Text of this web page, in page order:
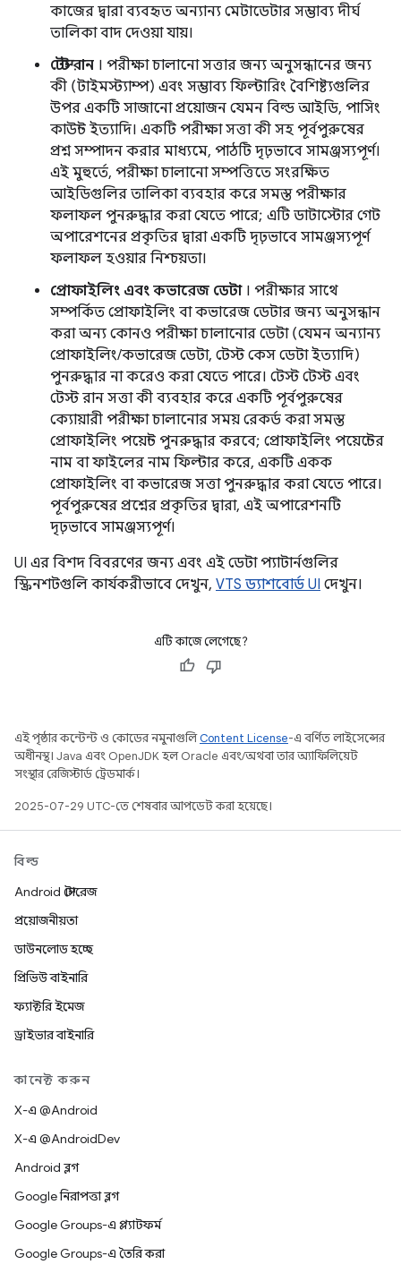
কাজের দ্বারা ব্যবহৃত অন্যান্য মেটাডেটার সম্ভাব্য দীর্ঘ
তালিকা বাদ দেওয়া যায়।
টেস্ট রান । পরীক্ষা চালানো সত্তার জন্য অনুসন্ধানের জন্য
কী (টাইমস্ট্যাম্প) এবং সম্ভাব্য ফিল্টারিং বৈশিষ্ট্যগুলির
উপর একটি সাজানো প্রয়োজন যেমন বিল্ড আইডি, পাসিং
কাউন্ট ইত্যাদি। একটি পরীক্ষা সত্তা কী সহ পূর্বপুরুষের
প্রশ্ন সম্পাদন করার মাধ্যমে, পাঠটি দৃঢ়ভাবে সামঞ্জস্যপূর্ণ।
এই মুহুর্তে, পরীক্ষা চালানো সম্পত্তিতে সংরক্ষিত
আইডিগুলির তালিকা ব্যবহার করে সমস্ত পরীক্ষার
ফলাফল পুনরুদ্ধার করা যেতে পারে; এটি ডাটাস্টোর গেট
অপারেশনের প্রকৃতির দ্বারা একটি দৃঢ়ভাবে সামঞ্জস্যপূর্ণ
ফলাফল হওয়ার নিশ্চয়তা।
প্রোফাইলিং এবং কভারেজ ডেটা। পরীক্ষার সাথে
সম্পর্কিত প্রোফাইলিং বা কভারেজ ডেটার জন্য অনুসন্ধান
করা অন্য কোনও পরীক্ষা চালানোর ডেটা (যেমন অন্যান্য
প্রোফাইলিং/কভারেজ ডেটা, টেস্ট কেস ডেটা ইত্যাদি)
পুনরুদ্ধার না করেও করা যেতে পারে। টেস্ট টেস্ট এবং
টেস্ট রান সত্তা কী ব্যবহার করে একটি পূর্বপুরুষের
ক্যোয়ারী পরীক্ষা চালানোর সময় রেকর্ড করা সমস্ত
প্রোফাইলিং পয়েন্ট পুনরুদ্ধার করবে; প্রোফাইলিং পয়েন্টের
নাম বা ফাইলের নাম ফিল্টার করে, একটি একক
প্রোফাইলিং বা কভারেজ সত্তা পুনরুদ্ধার করা যেতে পারে।
পূর্বপুরুষের প্রশ্নের প্রকৃতির দ্বারা, এই অপারেশনটি
দৃঢ়ভাবে সামঞ্জস্যপূর্ণ।
UI এর বিশদ বিবরণের জন্য এবং এই ডেটা প্যাটার্নগুলির
স্ক্রিনশটগুলি কার্যকরীভাবে দেখুন, VTS ড্যাশবোর্ড UI দেখুন।
এটি কাজে লেগেছে?
এই পৃষ্ঠার কন্টেন্ট ও কোডের নমুনাগুলিContent License-এ বর্ণিত লাইসেন্সের
অধীনস্থ। Java এবং OpenJDK হল Oracle এবং/অথবা তার অ্যাফিলিয়েট
সংস্থার রেজিস্টার্ড ট্রেডমার্ক।
2025-07-29 UTC-তে শেষবার আপডেট করা হয়েছে।
বিল্ড
Android স্টোরেজ
প্রয়োজনীয়তা
ডাউনলোড হচ্ছে
প্রিভিউ বাইনারি
ফ্যাক্টরি ইমেজ
ড্রাইভার বাইনারি
কানেক্ট করুন
X-এ @Android
X-এ @AndroidDev
Android ব্লগ
Google নিরাপত্তা ব্লগ
Google Groups-এ প্ল্যাটফর্ম
Google Groups-এ তৈরি করা